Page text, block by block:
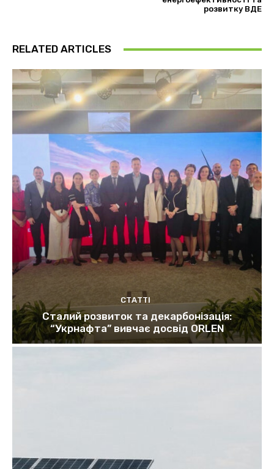
розвитку ВДЕ
RELATED ARTICLES
СТАТТІ
Сталий розвиток та декарбонізація:
“Укрнафта” вивчає досвід ORLEN